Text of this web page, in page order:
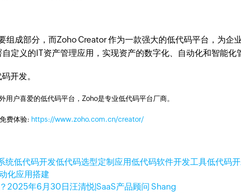
组成部分，而Zoho Creator 作为一款强大的低代码平台，为
定义的IT资产管理应用，实现资产的数字化、自动化和智能化
开发。
用户喜爱的低代码平台，Zoho是专业低代码平台厂商。
费体验: https://www.zoho.com.cn/creator/
统低代码开发低代码选型定制应用低代码软件开发工具低代码
化应用搭建
2025年6月30日汪清悦|SaaS产品顾问 Shang